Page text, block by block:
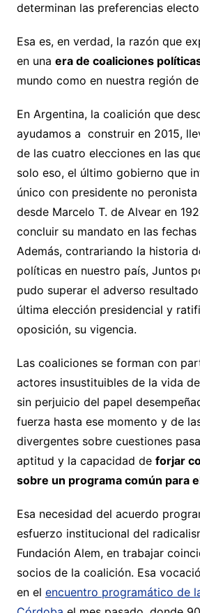
determinan las preferencias
Esa es, en verdad, la razón que
en una era de coaliciones
mundo como en nuestra región
En Argentina, la coalición que
ayudamos a construir en 2015,
de las cuatro elecciones en las
solo eso, el último gobierno que
único con presidente no
desde Marcelo T. de Alvear en
concluir su mandato en las
Además, contrariando la historia
políticas en nuestro país, Juntos
pudo superar el adverso
última elección presidencial y
oposición, su vigencia.
Las coaliciones se forman con
actores insustituibles de la vida
sin perjuicio del papel
fuerza hasta ese momento y de
divergentes sobre cuestiones
aptitud y la capacidad de forjar
sobre un programa común para
Esa necesidad del acuerdo
esfuerzo institucional del
Fundación Alem, en trabajar
socios de la coalición. Esa
en el encuentro programático de